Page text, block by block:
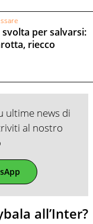
per salvarsi:
riecco
ultime news di
al nostro
all’Inter?